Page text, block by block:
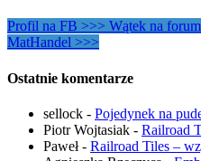
Profil na FB >>> Wątek na
MatHandel >>>
Ostatnie komentarze
sellock - Pojedynek na
Piotr Wojtasiak - Railroad
Paweł- Railroad Tiles –